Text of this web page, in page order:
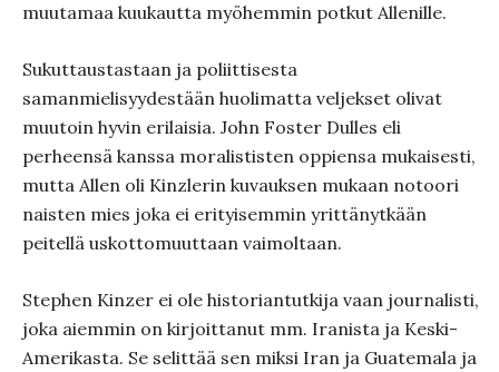
muutamaa kuukautta myöhemmin potkut Allenille.
Sukuttaustastaan ja poliittisesta
samanmielisyydestään huolimatta veljekset olivat
muutoin hyvin erilaisia. John Foster Dulles eli
perheensä kanssa moralististen oppiensa mukaisesti,
mutta Allen oli Kinzlerin kuvauksen mukaan notoori
naisten mies joka ei erityisemmin yrittänytkään
peitellä uskottomuuttaan vaimoltaan.
Stephen Kinzer ei ole historiantutkija vaan journalisti,
joka aiemmin on kirjoittanut mm. Iranista ja Keski-
Amerikasta. Se selittää sen miksi Iran ja Guatemala ja